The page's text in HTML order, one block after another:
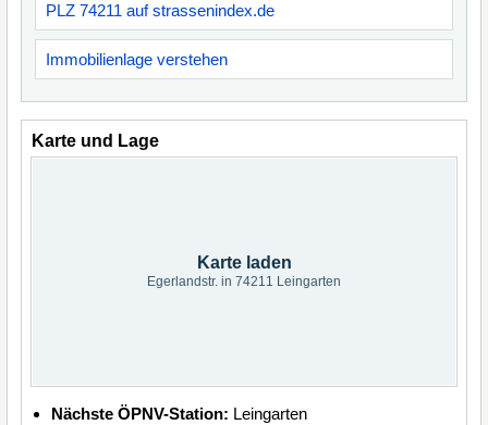
PLZ 74211 auf strassenindex.de
Immobilienlage verstehen
Karte und Lage
Karte laden
Egerlandstr. in 74211 Leingarten
Nächste ÖPNV-Station: Leingarten